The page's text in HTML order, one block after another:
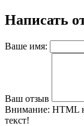
Написать
Ваше имя:
Ваш отзыв
Внимание: HTML
текст!